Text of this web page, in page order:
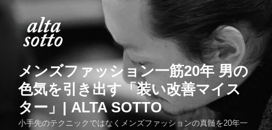
メンズファッション一筋20年 男の
色気を引き出す「装い改善マイス
ター」| ALTA SOTTO
小手先のテクニックではなくメンズファッションの真髄を20年一